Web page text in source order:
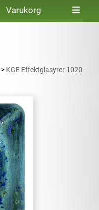
Varukorg
> KGE Effektglasyrer 1020 -